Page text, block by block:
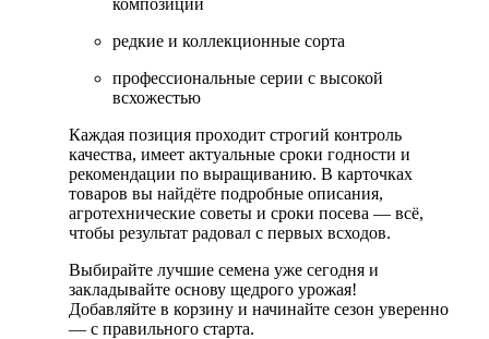
композиций
редкие и коллекционные сорта
профессиональные серии с высокой
всхожестью
Каждая позиция проходит строгий контроль
качества, имеет актуальные сроки годности и
рекомендации по выращиванию. В карточках
товаров вы найдёте подробные описания,
агротехнические советы и сроки посева — всё,
чтобы результат радовал с первых всходов.
Выбирайте лучшие семена уже сегодня и
закладывайте основу щедрого урожая!
Добавляйте в корзину и начинайте сезон уверенно
— с правильного старта.